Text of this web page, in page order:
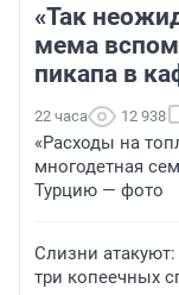
«Так
мема
пикапа в
22 часа 12 938
«Расходы на
многодетная
Турцию — фото
Слизни
три копеечных